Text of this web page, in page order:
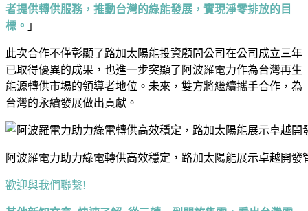
者提供轉供服務，推動台灣的綠能發展，實現淨零排放的目
標。 」
此次合作不僅彰顯了路加太陽能投資顧問公司在公司成立三年
已取得優異的成果，也進一步突顯了阿波羅電力作為台灣再生
能源轉供市場的領導者地位。未來，雙方將繼續攜手合作，為
台灣的永續發展做出貢獻。
阿波羅電力助力綠電轉供高效穩定，路加太陽能展示卓越開
歡迎與我們聯繫!